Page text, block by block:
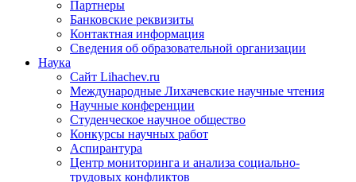
Партнеры
Банковские реквизиты
Контактная информация
Сведения об образовательной организации
Наука
Сайт Lihachev.ru
Международные Лихачевские научные чтения
Научные конференции
Студенческое научное общество
Конкурсы научных работ
Аспирантура
Центр мониторинга и анализа социально-
трудовых конфликтов